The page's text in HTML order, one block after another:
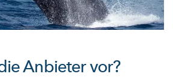
Anbieter vor?